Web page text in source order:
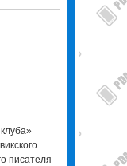
писателя